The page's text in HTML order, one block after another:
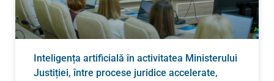
Inteligența artificială în activitatea Ministerului
Justiției, între procese juridice accelerate,